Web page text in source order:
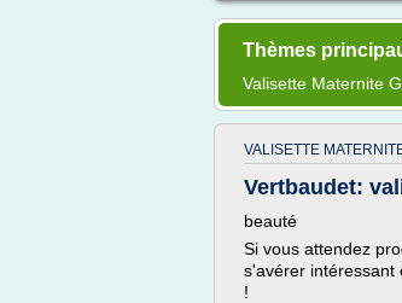
Thèmes
Valisette Maternite
VALISETTE
Vertbaudet:
beauté
Si vous attendez
s'avérer intéressant
!